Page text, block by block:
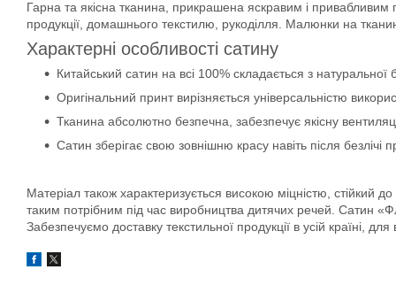
Гарна та якісна тканина, прикрашена яскравим і привабливим
продукції, домашнього текстилю, рукоділля. Малюнки на
Характерні особливості сатину
Китайський сатин на всі 100% складається з натуральної
Оригінальний принт вирізняється універсальністю
Тканина абсолютно безпечна, забезпечує якісну
Сатин зберігає свою зовнішню красу навіть після безлічі
Матеріал також характеризується високою міцністю,
таким потрібним під час виробництва дитячих речей. Сатин
Забезпечуємо доставку текстильної продукції в усій